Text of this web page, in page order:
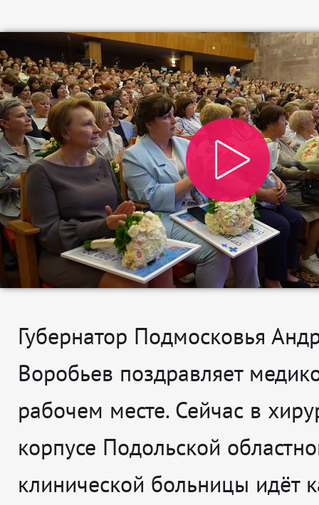
Губернатор Подмосковья
Воробьев поздравляет
рабочем месте. Сейчас в
корпусе Подольской
клинической больницы идёт